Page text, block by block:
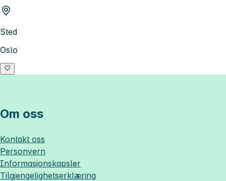
Sted
Oslo
Om oss
Kontakt oss
Personvern
Informasjonskapsler
Tilgjengelighetserklæring